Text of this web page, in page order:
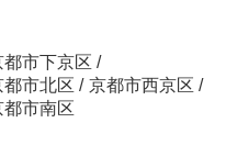
都市下京区 /
都市北区 / 京都市西京区 /
都市南区